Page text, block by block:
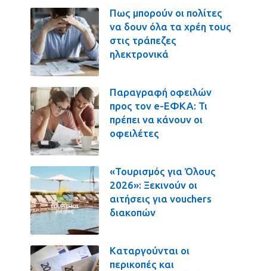
Πως μπορούν οι πολίτες
να δουν όλα τα χρέη τους
στις τράπεζες
ηλεκτρονικά
Παραγραφή οφειλών
προς τον e-ΕΦΚΑ: Τι
πρέπει να κάνουν οι
οφειλέτες
«Τουρισμός για Όλους
2026»: Ξεκινούν οι
αιτήσεις για vouchers
διακοπών
Καταργούνται οι
περικοπές και